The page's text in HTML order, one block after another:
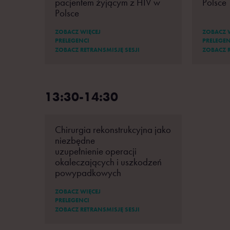
pacjentem żyjącym z HIV w
Polsce
ZOBACZ WIĘCEJ
PRELEGENCI
ZOBACZ RETRANSMISJĘ SESJI
Polsce
ZOBACZ
ZOBACZ
13:30-14:30
Chirurgia rekonstrukcyjna jako
niezbędne
uzupełnienie operacji
okaleczających i uszkodzeń
powypadkowych
ZOBACZ WIĘCEJ
PRELEGENCI
ZOBACZ RETRANSMISJĘ SESJI